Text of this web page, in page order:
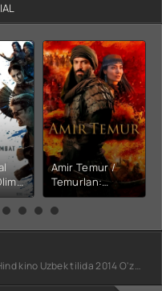
Amir Temur /
Temurlan:
Fathchining
yuksalishi
tarjima kino Full
HD tas-ix
Uzbek tilida 2014 O'zbekcha tarjima film HD